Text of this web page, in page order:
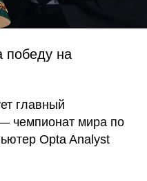
победу на
главный
чемпионат мира по
Opta Analyst